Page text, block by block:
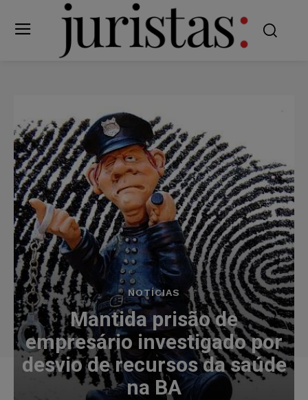
NOTÍCIAS
Mantida prisão de
empresário investigado por
desvio de recursos da saúde
na BA